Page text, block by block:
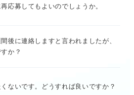
応募してもよいのでしょうか。
後に連絡しますと言われましたが、
か？
ないです。どうすれば良いですか？